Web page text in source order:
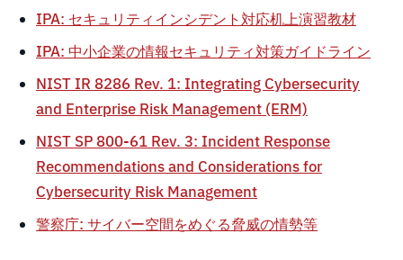
IPA: セキュリティインシデント対応机上演習教材
IPA: 中小企業の情報セキュリティ対策ガイドライン
NIST IR 8286 Rev. 1: Integrating Cybersecurity
and Enterprise Risk Management (ERM)
NIST SP 800-61 Rev. 3: Incident Response
Recommendations and Considerations for
Cybersecurity Risk Management
警察庁: サイバー空間をめぐる脅威の情勢等